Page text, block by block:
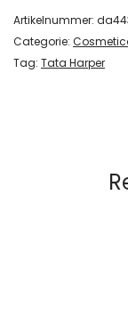
Artikelnummer:
Categorie:
Tag: Tata Harper